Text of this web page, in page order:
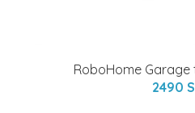
RoboHome Garage
2490